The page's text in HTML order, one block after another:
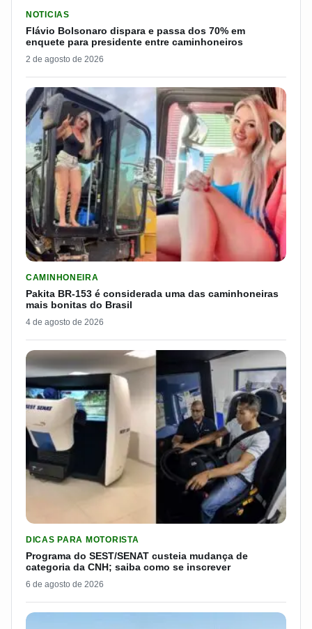
NOTICIAS
Flávio Bolsonaro dispara e passa dos 70% em
enquete para presidente entre caminhoneiros
2 de agosto de 2026
CAMINHONEIRA
Pakita BR-153 é considerada uma das caminhoneiras
mais bonitas do Brasil
4 de agosto de 2026
DICAS PARA MOTORISTA
Programa do SEST/SENAT custeia mudança de
categoria da CNH; saiba como se inscrever
6 de agosto de 2026